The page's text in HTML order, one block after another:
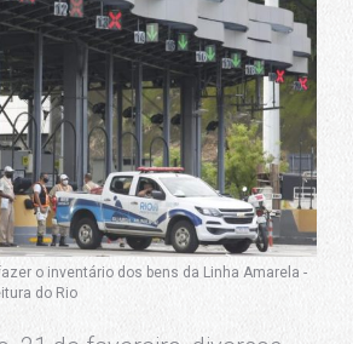
o inventário dos bens da Linha Amarela -
do Rio